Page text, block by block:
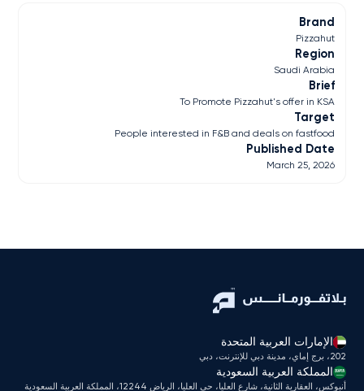
Brand
Pizzahut
Region
Saudi Arabia
Brief
To Promote Pizzahut's offer in KSA
Target
People interested in F&B and deals on fastfood
Published Date
March 25, 2026
الإمارات العربية المتحدة
202، برج إماي، مدينة دبي للإنترنت، دبي
المملكة العربية السعودية
أنبوكس، العقارية الثانية، شارع العليا، حي العليا، الرياض 12244، المملكة العربية السعودية